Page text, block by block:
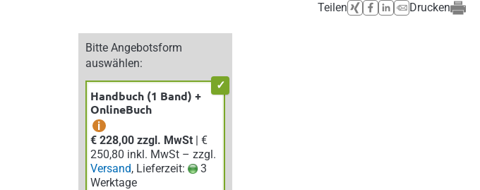
Bitte Angebotsform
auswählen:
Handbuch (1 Band) +
OnlineBuch
i
€ 228,00 zzgl. MwSt | €
250,80 inkl. MwSt – zzgl.
Versand, Lieferzeit:
3
Werktage
Teilen Drucken